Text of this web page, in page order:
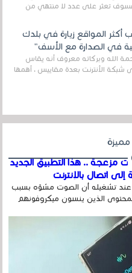
تعثر على عدد لا منتهي من
أكثر المواقع زيارة في بلدك
في الصدارة مع الأسف"
الله وبركاته معروف أنه يقاس
شبكة الأنترنت بعدة مقاييس ، أهمها
.. هذا التطبيق الجديد
اتصال بالإنترنت
عند تشغيله أن الصوت مشوّه بسبب
الذين ينسون ميكروفونهم